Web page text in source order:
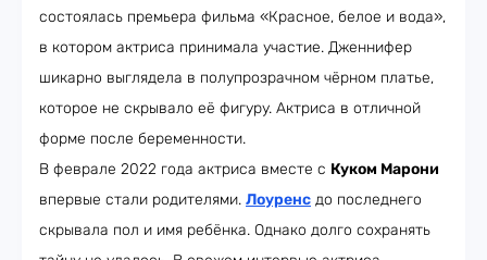
состоялась премьера фильма «Красное, белое и вода»,
в котором актриса принимала участие. Дженнифер
шикарно выглядела в полупрозрачном чёрном платье,
которое не скрывало её фигуру. Актриса в отличной
форме после беременности.
В феврале 2022 года актриса вместе с Куком Марони
впервые стали родителями. Лоуренс до последнего
скрывала пол и имя ребёнка. Однако долго сохранять